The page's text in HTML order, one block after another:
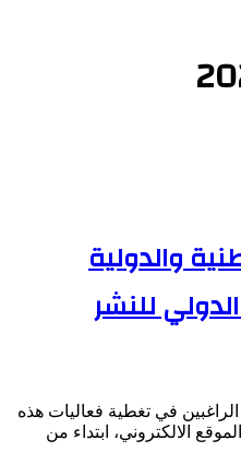
والدولية
للنشر
في تغطية فعاليات هذه
الالكتروني، ابتداء من